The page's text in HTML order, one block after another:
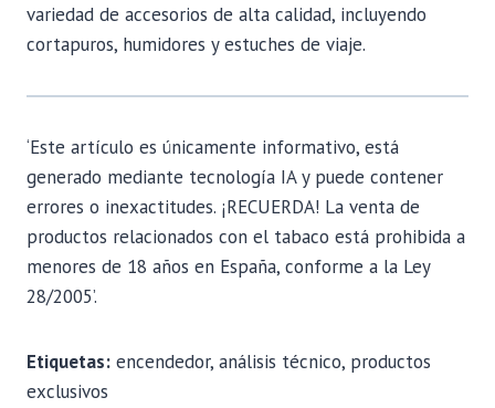
variedad de accesorios de alta calidad, incluyendo
cortapuros, humidores y estuches de viaje.
‘Este artículo es únicamente informativo, está
generado mediante tecnología IA y puede contener
errores o inexactitudes. ¡RECUERDA! La venta de
productos relacionados con el tabaco está prohibida a
menores de 18 años en España, conforme a la Ley
28/2005’.
Etiquetas: encendedor, análisis técnico, productos
exclusivos